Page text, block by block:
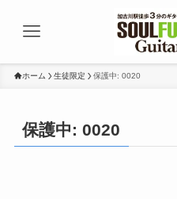
ホーム 生徒限定 保護中: 0020
保護中: 0020